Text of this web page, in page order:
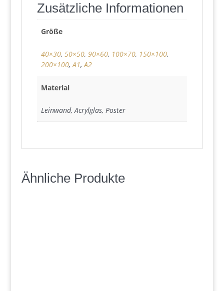
Zusätzliche Informationen
Größe
40×30, 50×50, 90×60, 100×70, 150×100,
200×100,A1,A2
Material
Leinwand, Acrylglas, Poster
Ähnliche Produkte